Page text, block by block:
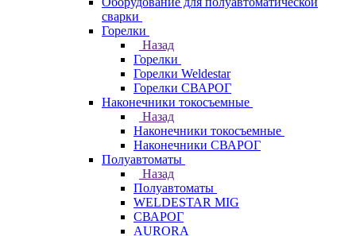
сварки
Горелки
Назад
Горелки
Горелки Weldestar
Горелки СВАРОГ
Наконечники токосъемные
Назад
Наконечники токосъемные
Наконечники СВАРОГ
Полуавтоматы
Назад
Полуавтоматы
WELDESTAR MIG
СВАРОГ
AURORA